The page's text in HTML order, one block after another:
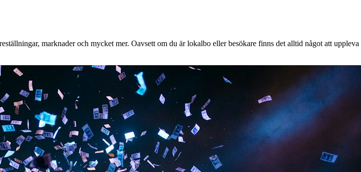
marknader och mycket mer. Oavsett om du är lokalbo eller besökare finns det alltid något att uppleva